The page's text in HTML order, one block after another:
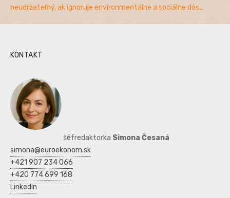
neudržateľný, ak ignoruje environmentálne a sociálne dôs...
KONTAKT
šéfredaktorka Simona Česaná
simona@euroekonom.sk
+421 907 234 066
+420 774 699 168
LinkedIn